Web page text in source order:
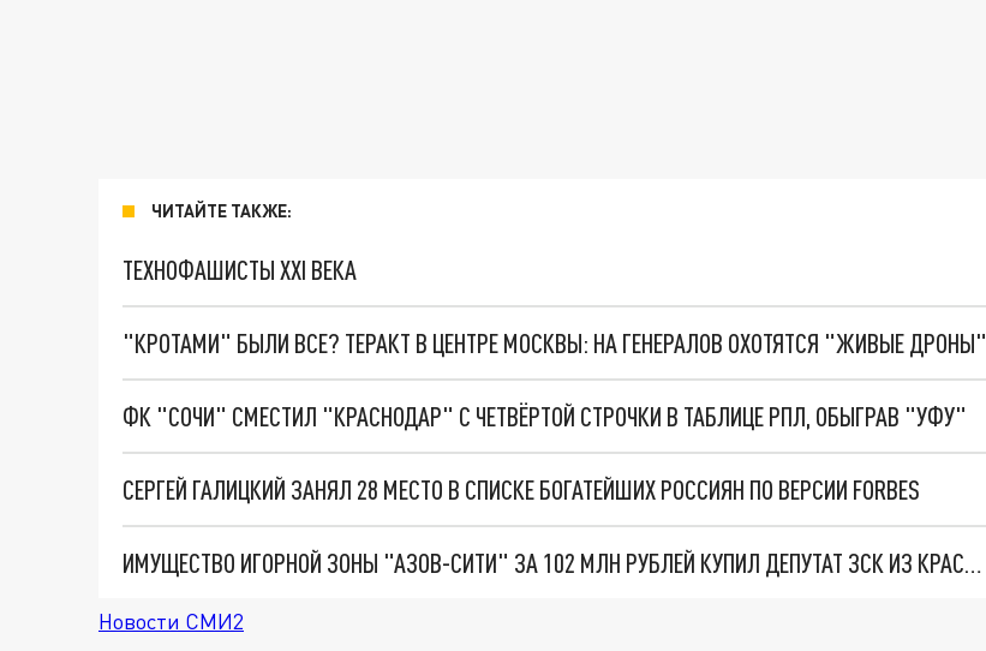
ЧИТАЙТЕ ТАКЖЕ:
ТЕХНОФАШИСТЫ XXI ВЕКА
"КРОТАМИ" БЫЛИ ВСЕ? ТЕРАКТ В ЦЕНТРЕ МОСКВЫ: НА ГЕНЕРАЛОВ ОХОТЯТСЯ "ЖИВЫЕ ДРОНЫ"
ФК "СОЧИ" СМЕСТИЛ "КРАСНОДАР" С ЧЕТВЁРТОЙ СТРОЧКИ В ТАБЛИЦЕ РПЛ, ОБЫГРАВ "УФУ"
СЕРГЕЙ ГАЛИЦКИЙ ЗАНЯЛ 28 МЕСТО В СПИСКЕ БОГАТЕЙШИХ РОССИЯН ПО ВЕРСИИ FORBES
ИМУЩЕСТВО ИГОРНОЙ ЗОНЫ "АЗОВ-СИТИ" ЗА 102 МЛН РУБЛЕЙ КУПИЛ ДЕПУТАТ ЗСК ИЗ КРАСНОЯРСКА
Новости СМИ2